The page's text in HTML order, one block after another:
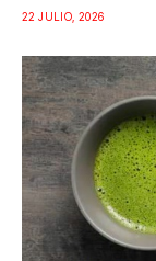
22 JULIO, 2026